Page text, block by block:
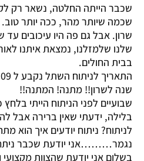
שכבר הייתה החלטה, נשאר רק
שכמה שיותר מהר, ככה יותר טוב.
שרון. אבל גם פה היו עיכובים
שלנו שלמזלנו, נמצאת איתנו
בבית החולים.
שנה לשרון!! מתנה! המתנה!!
שבועיים לפני הניתוח הייתי
בלילה, ידעתי שאין ברירה אבל
לניתוח? ניתוח יודעים איך הוא
נגמר………אני יודעת שכבר
בשלום אני יודעת שהצוות